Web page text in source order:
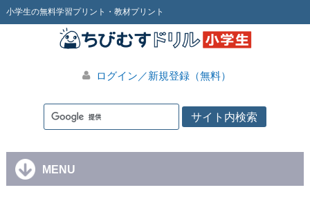
小学生の無料学習プリント・教材プリント
ログイン／新規登録（無料）
MENU